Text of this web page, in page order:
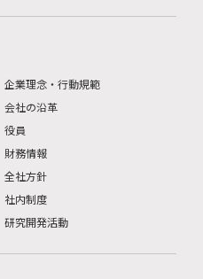
企業理念・行動規範
会社の沿革
役員
財務情報
全社方針
社内制度
研究開発活動